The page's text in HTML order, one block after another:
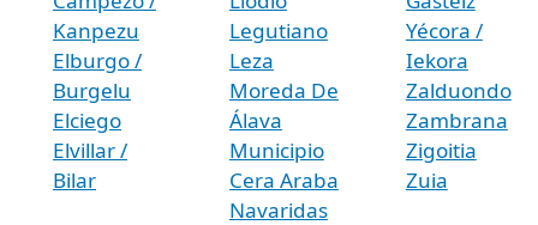
Kanpezu
Elburgo /
Burgelu
Elciego
Elvillar /
Bilar
Legutiano
Leza
Moreda De
Álava
Municipio
Cera Araba
Navaridas
Yécora /
Iekora
Zalduondo
Zambrana
Zigoitia
Zuia